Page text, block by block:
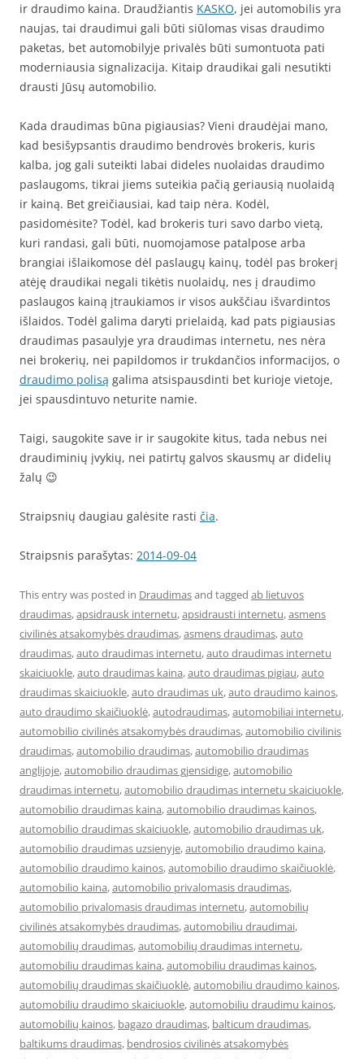
ir draudimo kaina. Draudžiantis KASKO, jei automobilis yra
naujas, tai draudimui gali būti siūlomas visas draudimo
paketas, bet automobilyje privalės būti sumontuota pati
moderniausia signalizacija. Kitaip draudikai gali nesutikti
drausti Jūsų automobilio.
Kada draudimas būna pigiausias? Vieni draudėjai mano,
kad besišypsantis draudimo bendrovės brokeris, kuris
kalba, jog gali suteikti labai dideles nuolaidas draudimo
paslaugoms, tikrai jiems suteikia pačią geriausią nuolaidą
ir kainą. Bet greičiausiai, kad taip nėra. Kodėl,
pasidomėsite? Todėl, kad brokeris turi savo darbo vietą,
kuri randasi, gali būti, nuomojamose patalpose arba
brangiai išlaikomose dėl paslaugų kainų, todėl pas brokerį
atėję draudikai negali tikėtis nuolaidų, nes į draudimo
paslaugos kainą įtraukiamos ir visos aukščiau išvardintos
išlaidos. Todėl galima daryti prielaidą, kad pats pigiausias
draudimas pasaulyje yra draudimas internetu, nes nėra
nei brokerių, nei papildomos ir trukdančios informacijos, o
draudimo polisą galima atsispausdinti bet kurioje vietoje,
jei spausdintuvo neturite namie.
Taigi, saugokite save ir ir saugokite kitus, tada nebus nei
draudiminių įvykių, nei patirtų galvos skausmų ar didelių
žalų 😉
Straipsnių daugiau galėsite rasti čia.
Straipsnis parašytas: 2014-09-04
This entry was posted in Draudimasand tagged ab lietuvos
draudimas,apsidrausk internetu,apsidrausti internetu,asmens
civilinės atsakomybės draudimas,asmens draudimas,auto
draudimas,auto draudimas internetu,auto draudimas internetu
skaiciuokle,auto draudimas kaina,auto draudimas pigiau,auto
draudimas skaiciuokle,auto draudimas uk,auto draudimo kainos,
auto draudimo skaičiuoklė,autodraudimas,automobiliai internetu,
automobilio civilinės atsakomybės draudimas,automobilio civilinis
draudimas,automobilio draudimas,automobilio draudimas
anglijoje,automobilio draudimas gjensidige,automobilio
draudimas internetu,automobilio draudimas internetu skaiciuokle,
automobilio draudimas kaina,automobilio draudimas kainos,
automobilio draudimas skaiciuokle,automobilio draudimas uk,
automobilio draudimas uzsienyje,automobilio draudimo kaina,
automobilio draudimo kainos,automobilio draudimo skaičiuoklė,
automobilio kaina,automobilio privalomasis draudimas,
automobilio privalomasis draudimas internetu,automobilių
civilinės atsakomybės draudimas,automobiliu draudimai,
automobilių draudimas,automobilių draudimas internetu,
automobiliu draudimas kaina,automobiliu draudimas kainos,
automobilių draudimas skaičiuoklė,automobiliu draudimo kainos,
automobiliu draudimo skaiciuokle,automobiliu draudimu kainos,
automobilių kainos, bagazo draudimas, balticum draudimas,
baltikums draudimas, bendrosios civilinės atsakomybės